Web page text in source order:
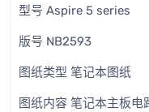
型号 Aspire 5 series
版号 NB2593
图纸类型 笔记本图纸
图纸内容 笔记本主板电